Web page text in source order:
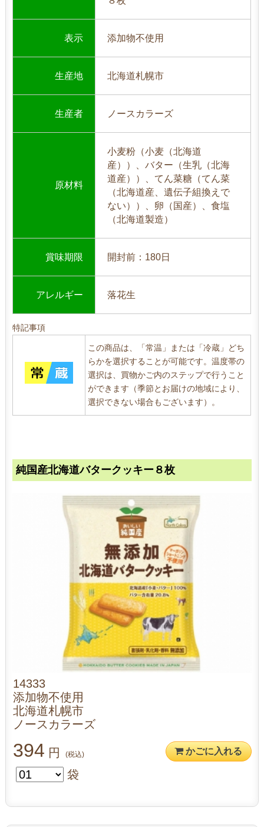
表示 添加物不使用
生産地 北海道札幌市
生産者 ノースカラーズ
原材料
小麦粉（小麦（北海道
産））、バター（生乳（北海
道産））、てん菜糖（てん菜
（北海道産、遺伝子組換えで
ない））、卵（国産）、食塩
（北海道製造）
賞味期限 開封前：180日
アレルギー 落花生
特記事項
この商品は、「常温」または「冷蔵」どち
らかを選択することが可能です。温度帯の
選択は、買物かご内のステップで行うこと
ができます（季節とお届けの地域により、
選択できない場合もございます）。
純国産北海道バタークッキー８枚
14333
添加物不使用
北海道札幌市
ノースカラーズ
394 円 (税込) かごに入れる
袋